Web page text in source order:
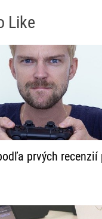
Like
prvých recenzií